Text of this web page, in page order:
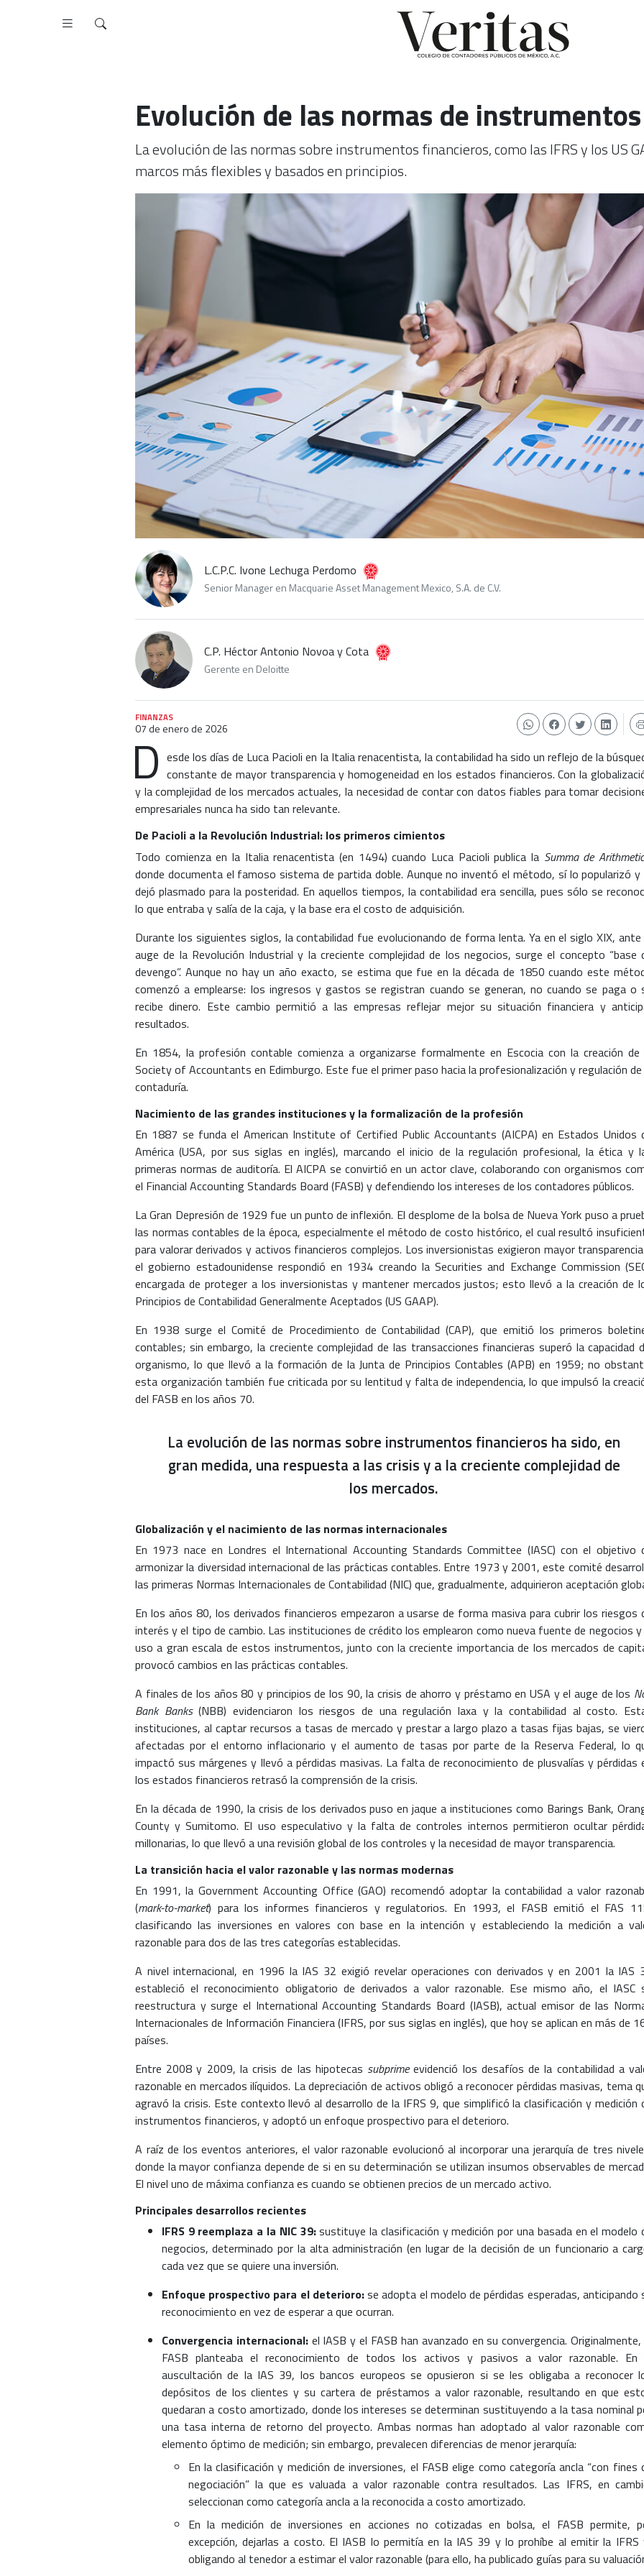
Evolución de las normas de
La evolución de las normas sobre instrumentos financieros, como las IFRS y los US
marcos más flexibles y basados en principios.
L.C.P.C. Ivone Lechuga Perdomo
Senior Manager en Macquarie Asset Management Mexico, S.A. de C.V.
C.P. Héctor Antonio Novoa y Cota
Gerente en Deloitte
FINANZAS
07 de enero de 2026
D esde los días de Luca Pacioli en la Italia renacentista, la contabilidad ha sido un reflejo de la
constante de mayor transparencia y homogeneidad en los estados financieros. Con la
y la complejidad de los mercados actuales, la necesidad de contar con datos fiables para tomar
empresariales nunca ha sido tan relevante.
De Pacioli a la Revolución Industrial: los primeros cimientos
Todo comienza en la Italia renacentista (en 1494) cuando Luca Pacioli publica la Summa de
donde documenta el famoso sistema de partida doble. Aunque no inventó el método, sí lo popularizó y
dejó plasmado para la posteridad. En aquellos tiempos, la contabilidad era sencilla, pues sólo se
lo que entraba y salía de la caja, y la base era el costo de adquisición.
Durante los siguientes siglos, la contabilidad fue evolucionando de forma lenta. Ya en el siglo XIX, ante
auge de la Revolución Industrial y la creciente complejidad de los negocios, surge el concepto “base
devengo”. Aunque no hay un año exacto, se estima que fue en la década de 1850 cuando este
comenzó a emplearse: los ingresos y gastos se registran cuando se generan, no cuando se paga o
recibe dinero. Este cambio permitió a las empresas reflejar mejor su situación financiera y
resultados.
En 1854, la profesión contable comienza a organizarse formalmente en Escocia con la creación de
Society of Accountants en Edimburgo. Este fue el primer paso hacia la profesionalización y regulación
contaduría.
Nacimiento de las grandes instituciones y la formalización de la profesión
En 1887 se funda el American Institute of Certified Public Accountants (AICPA) en Estados Unidos
América (USA, por sus siglas en inglés), marcando el inicio de la regulación profesional, la ética y
primeras normas de auditoría. El AICPA se convirtió en un actor clave, colaborando con organismos
el Financial Accounting Standards Board (FASB) y defendiendo los intereses de los contadores públicos.
La Gran Depresión de 1929 fue un punto de inflexión. El desplome de la bolsa de Nueva York puso a
las normas contables de la época, especialmente el método de costo histórico, el cual resultó
para valorar derivados y activos financieros complejos. Los inversionistas exigieron mayor
el gobierno estadounidense respondió en 1934 creando la Securities and Exchange Commission
encargada de proteger a los inversionistas y mantener mercados justos; esto llevó a la creación de
Principios de Contabilidad Generalmente Aceptados (US GAAP).
En 1938 surge el Comité de Procedimiento de Contabilidad (CAP), que emitió los primeros
contables; sin embargo, la creciente complejidad de las transacciones financieras superó la capacidad
organismo, lo que llevó a la formación de la Junta de Principios Contables (APB) en 1959; no
esta organización también fue criticada por su lentitud y falta de independencia, lo que impulsó la
del FASB en los años 70.
La evolución de las normas sobre instrumentos financieros ha sido, en
gran medida, una respuesta a las crisis y a la creciente complejidad de
los mercados.
Globalización y el nacimiento de las normas internacionales
En 1973 nace en Londres el International Accounting Standards Committee (IASC) con el objetivo
armonizar la diversidad internacional de las prácticas contables. Entre 1973 y 2001, este comité
las primeras Normas Internacionales de Contabilidad (NIC) que, gradualmente, adquirieron aceptación
En los años 80, los derivados financieros empezaron a usarse de forma masiva para cubrir los riesgos
interés y el tipo de cambio. Las instituciones de crédito los emplearon como nueva fuente de negocios y
uso a gran escala de estos instrumentos, junto con la creciente importancia de los mercados de
provocó cambios en las prácticas contables.
A finales de los años 80 y principios de los 90, la crisis de ahorro y préstamo en USA y el auge de los
Bank Banks(NBB) evidenciaron los riesgos de una regulación laxa y la contabilidad al costo.
instituciones, al captar recursos a tasas de mercado y prestar a largo plazo a tasas fijas bajas, se
afectadas por el entorno inflacionario y el aumento de tasas por parte de la Reserva Federal, lo
impactó sus márgenes y llevó a pérdidas masivas. La falta de reconocimiento de plusvalías y pérdidas
los estados financieros retrasó la comprensión de la crisis.
En la década de 1990, la crisis de los derivados puso en jaque a instituciones como Barings Bank,
County y Sumitomo. El uso especulativo y la falta de controles internos permitieron ocultar
millonarias, lo que llevó a una revisión global de los controles y la necesidad de mayor transparencia.
La transición hacia el valor razonable y las normas modernas
En 1991, la Government Accounting Office (GAO) recomendó adoptar la contabilidad a valor
(mark-to-market) para los informes financieros y regulatorios. En 1993, el FASB emitió el FAS
clasificando las inversiones en valores con base en la intención y estableciendo la medición a
razonable para dos de las tres categorías establecidas.
A nivel internacional, en 1996 la IAS 32 exigió revelar operaciones con derivados y en 2001 la IAS
estableció el reconocimiento obligatorio de derivados a valor razonable. Ese mismo año, el IASC
reestructura y surge el International Accounting Standards Board (IASB), actual emisor de las
Internacionales de Información Financiera (IFRS, por sus siglas en inglés), que hoy se aplican en más de
países.
Entre 2008 y 2009, la crisis de las hipotecas subprimeevidenció los desafíos de la contabilidad a
razonable en mercados ilíquidos. La depreciación de activos obligó a reconocer pérdidas masivas, tema
agravó la crisis. Este contexto llevó al desarrollo de la IFRS 9, que simplificó la clasificación y medición
instrumentos financieros, y adoptó un enfoque prospectivo para el deterioro.
A raíz de los eventos anteriores, el valor razonable evolucionó al incorporar una jerarquía de tres
donde la mayor confianza depende de si en su determinación se utilizan insumos observables de
El nivel uno de máxima confianza es cuando se obtienen precios de un mercado activo.
Principales desarrollos recientes
IFRS 9 reemplaza a la NIC 39:sustituye la clasificación y medición por una basada en el modelo
negocios, determinado por la alta administración (en lugar de la decisión de un funcionario a
cada vez que se quiere una inversión.
Enfoque prospectivo para el deterioro:se adopta el modelo de pérdidas esperadas, anticipando
reconocimiento en vez de esperar a que ocurran.
Convergencia internacional:el IASB y el FASB han avanzado en su convergencia. Originalmente,
FASB planteaba el reconocimiento de todos los activos y pasivos a valor razonable. En
auscultación de la IAS 39, los bancos europeos se opusieron si se les obligaba a reconocer
depósitos de los clientes y su cartera de préstamos a valor razonable, resultando en que
quedaran a costo amortizado, donde los intereses se determinan sustituyendo a la tasa nominal
una tasa interna de retorno del proyecto. Ambas normas han adoptado al valor razonable
elemento óptimo de medición; sin embargo, prevalecen diferencias de menor jerarquía:
En la clasificación y medición de inversiones, el FASB elige como categoría ancla “con fines
negociación” la que es valuada a valor razonable contra resultados. Las IFRS, en
seleccionan como categoría ancla a la reconocida a costo amortizado.
En la medición de inversiones en acciones no cotizadas en bolsa, el FASB permite,
excepción, dejarlas a costo. El IASB lo permitía en la IAS 39 y lo prohíbe al emitir la IFRS
obligando al tenedor a estimar el valor razonable (para ello, ha publicado guías para su